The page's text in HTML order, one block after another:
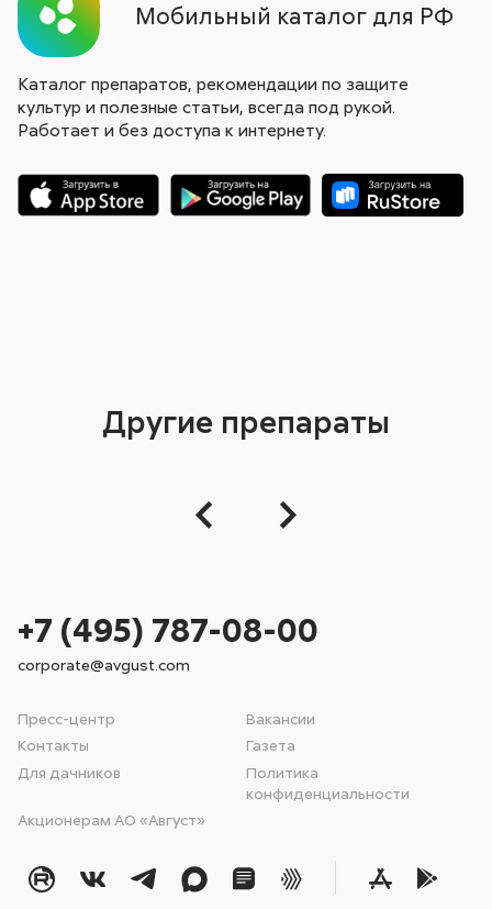
Мобильный каталог для РФ
Каталог препаратов, рекомендации по защите
культур и полезные статьи, всегда под рукой.
Работает и без доступа к интернету.
Другие препараты
Пресс-центр
Вакансии
Контакты
Газета
Для дачников
Политика
конфиденциальности
Акционерам АО «Август»
+7 (495) 787-08-00
corporate@avgust.com